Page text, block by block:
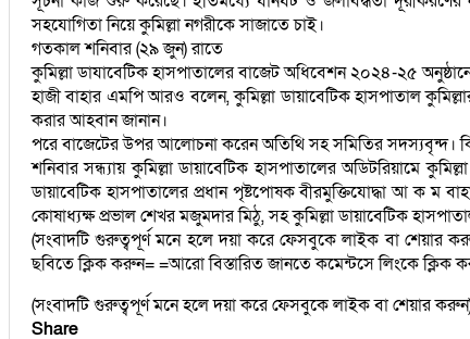
সহযোগিতা নিয়ে কুমিল্লা নগরীকে সাজাতে চাই।
গতকাল শনিবার (২৯ জুন) রাতে
কুমিল্লা ডাযাবেটিক হাসপাতালের বাজেট অধিবেশন ২০২৪-২৫
হাজী বাহার এমপি আরও বলেন, কুমিল্লা ডায়াবেটিক হাসপাতাল
করার আহবান জানান।
পরে বাজেটের উপর আলোচনা করেন অতিথি সহ সমিতির সদস্যবৃন্দ।
শনিবার সন্ধ্যায় কুমিল্লা ডায়াবেটিক হাসপাতালের অডিটরিয়ামে
ডায়াবেটিক হাসপাতালের প্রধান পৃষ্টপোষক বীরমুক্তিযোদ্ধা আ ক ম
কোষাধ্যক্ষ প্রভাল শেখর মজুমদার মিঠু, সহ কুমিল্লা ডায়াবেটিক
(সংবাদটি গুরুত্বপূর্ণ মনে হলে দয়া করে ফেসবুকে লাইক বা
ছবিতে ক্লিক করুন= =আরো বিস্তারিত জানতে কমেন্টসে লিংকে ক্লিক
(সংবাদটি গুরুত্বপূর্ণ মনে হলে দয়া করে ফেসবুকে লাইক বা
Share